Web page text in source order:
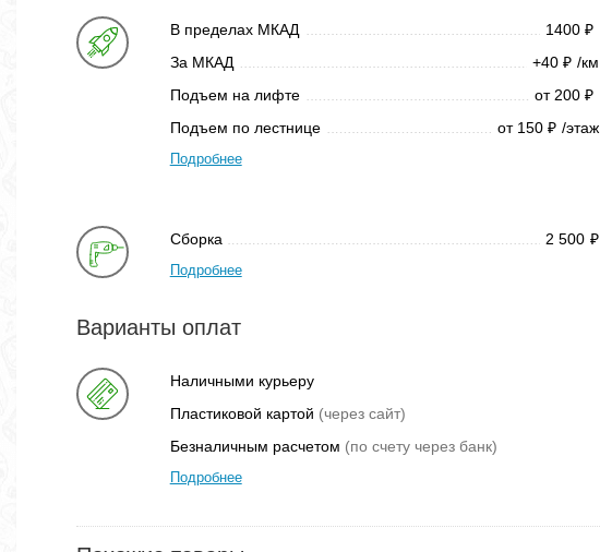
В пределах МКАД 1400 ₽
За МКАД +40 ₽ /км
Подъем на лифте
от 200 ₽
Подъем по лестнице от 150 ₽ /этаж
Подробнее
Сборка 2 500 ₽
Подробнее
Варианты оплат
Наличными курьеру
Пластиковой картой (через сайт)
Безналичным расчетом (по счету через банк)
Подробнее